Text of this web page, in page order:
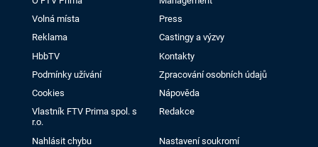
Volná místa
Press
Reklama
Castingy a výzvy
HbbTV
Kontakty
Podmínky užívání
Zpracování osobních údajů
Cookies
Nápověda
Vlastník FTV Prima spol. s
r.o.
Redakce
Nahlásit chybu Nastavení soukromí